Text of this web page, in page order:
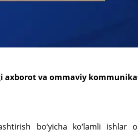
axborot va ommaviy
bo‘yicha ko‘lamli ishlar